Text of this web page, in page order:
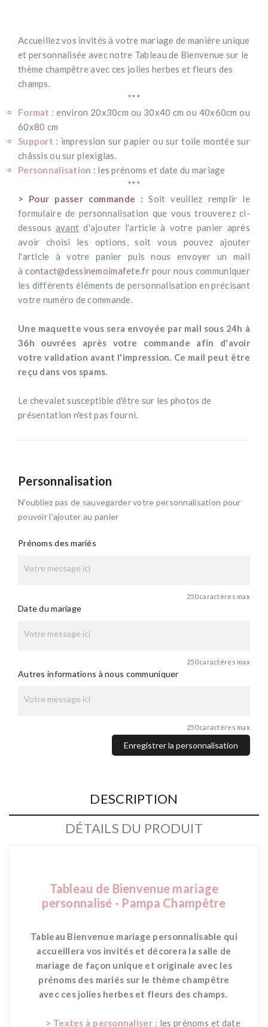
Accueillez vos invités à votre mariage de manière unique
et personnalisée avec notre Tableau de Bienvenue sur le
thème champêtre avec ces jolies herbes et fleurs des
champs.
***
Format : environ 20x30cm ou 30x40 cm ou 40x60cm ou
60x80 cm
Support : impression sur papier ou sur toile montée sur
châssis ou sur plexiglas.
Personnalisation : les prénoms et date du mariage
***
> Pour passer commande : Soit veuillez remplir le
formulaire de personnalisation que vous trouverez ci-
dessous avant d'ajouter l'article à votre panier après
avoir choisi les options, soit vous pouvez ajouter
l'article à votre panier puis nous envoyer un mail
àcontact@dessinemoimafete.fr pour nous communiquer
les différents éléments de personnalisation en précisant
votre numéro de commande.
Une maquette vous sera envoyée par mail sous 24h à
36h ouvrées après votre commande afin d'avoir
votre validation avant l'impression. Ce mail peut être
reçu dans vos spams.
Le chevalet susceptible d'être sur les photos de
présentation n'est pas fourni.
Personnalisation
N'oubliez pas de sauvegarder votre personnalisation pour
pouvoir l'ajouter au panier
Prénoms des mariés
250 caractères max
Date du mariage
250 caractères max
Autres informations à nous communiquer
250 caractères max
Enregistrer la personnalisation
DESCRIPTION
DÉTAILS DU PRODUIT
Tableau de Bienvenue mariage
personnalisé - Pampa Champêtre
Tableau Bienvenue mariage personnalisable qui
accueillera vos invités et décorera la salle de
mariage de façon unique et originale avec les
prénoms des mariés sur le thème champêtre
avec ces jolies herbes et fleurs des champs.
> Textes à personnaliser : les prénoms et date